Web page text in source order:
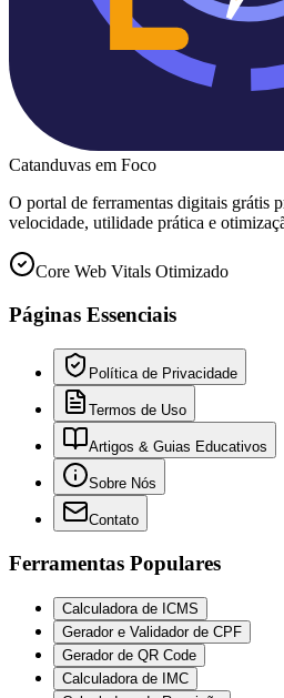
Catanduvas em Foco
O portal de ferramentas digitais grátis
velocidade, utilidade prática e
Core Web Vitals Otimizado
Páginas Essenciais
Política de Privacidade
Termos de Uso
Artigos & Guias Educativos
Sobre Nós
Contato
Ferramentas Populares
Calculadora de ICMS
Gerador e Validador de CPF
Gerador de QR Code
Calculadora de IMC